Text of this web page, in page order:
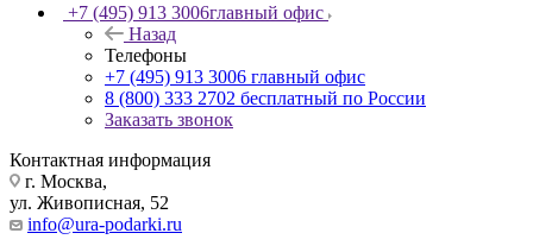
+7 (495) 913 3006главный офис
Назад
Телефоны
+7 (495) 913 3006 главный офис
8 (800) 333 2702 бесплатный по России
Заказать звонок
Контактная информация
г. Москва,
ул. Живописная, 52
info@ura-podarki.ru